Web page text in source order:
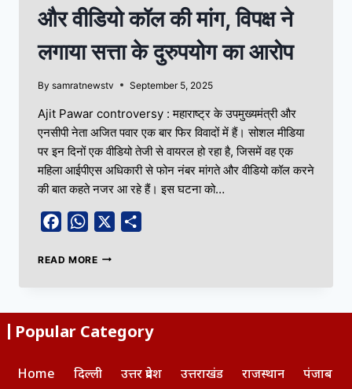
और वीडियो कॉल की मांग, विपक्ष ने
लगाया सत्ता के दुरुपयोग का आरोप
By samratnewstv September 5, 2025
Ajit Pawar controversy : महाराष्ट्र के उपमुख्यमंत्री और
एनसीपी नेता अजित पवार एक बार फिर विवादों में हैं। सोशल मीडिया
पर इन दिनों एक वीडियो तेजी से वायरल हो रहा है, जिसमें वह एक
महिला आईपीएस अधिकारी से फोन नंबर मांगते और वीडियो कॉल करने
की बात कहते नजर आ रहे हैं। इस घटना को…
FacebookWhatsApp
READ MORE
Popular Category
Home दिल्ली उत्तर प्रदेश उत्तराखंड राजस्थान पंजाब